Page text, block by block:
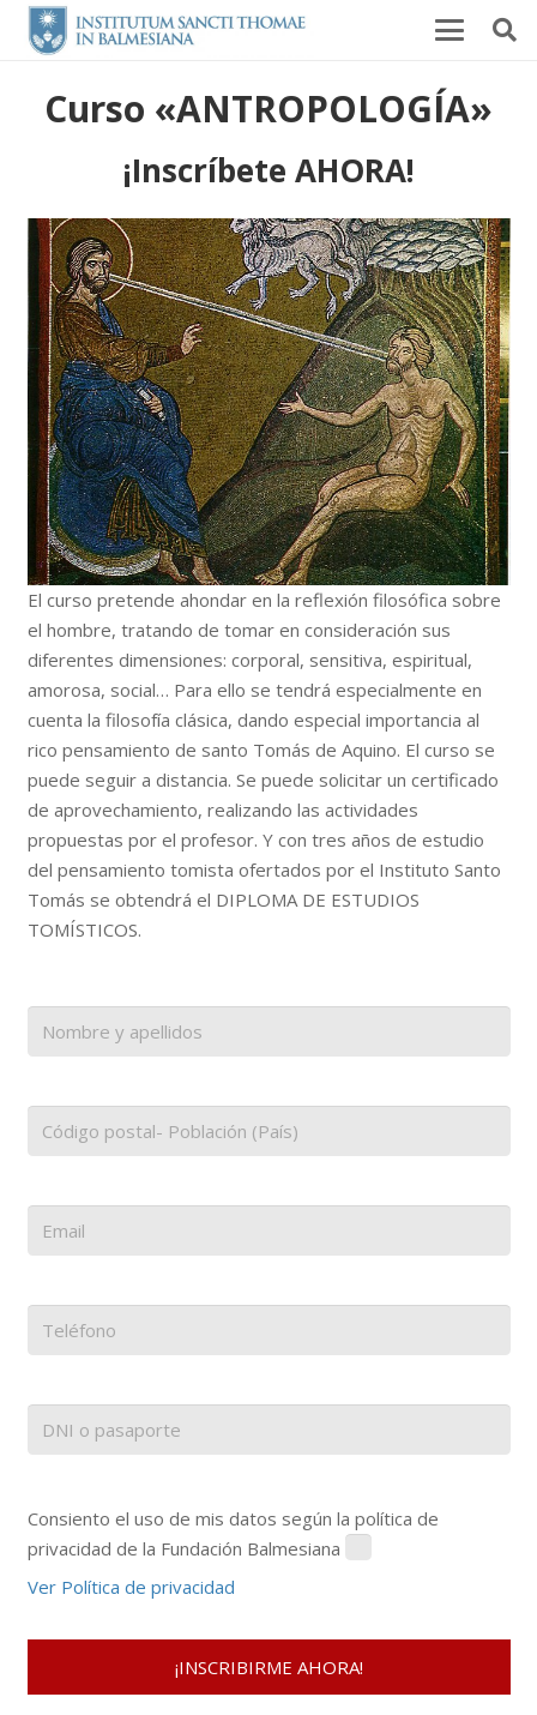
Curso «ANTROPOLOGÍA»
¡Inscríbete AHORA!
El curso pretende ahondar en la reflexión filosófica sobre
el hombre, tratando de tomar en consideración sus
diferentes dimensiones: corporal, sensitiva, espiritual,
amorosa, social… Para ello se tendrá especialmente en
cuenta la filosofía clásica, dando especial importancia al
rico pensamiento de santo Tomás de Aquino. El curso se
puede seguir a distancia. Se puede solicitar un certificado
de aprovechamiento, realizando las actividades
propuestas por el profesor. Y con tres años de estudio
del pensamiento tomista ofertados por el Instituto Santo
Tomás se obtendrá el DIPLOMA DE ESTUDIOS
TOMÍSTICOS.
Consiento el uso de mis datos según la política de
privacidad de la Fundación Balmesiana
Ver Política de privacidad